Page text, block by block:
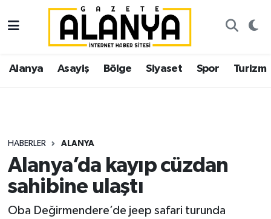
Alanya Asayiş Bölge Siyaset Spor Turizm
HABERLER ALANYA
Alanya’da kayıp cüzdan
sahibine ulaştı
Oba Değirmendere’de jeep safari turunda
Alanya
Asayiş
Siyaset
Spor
İstanbul Nöbetçi Eczaneler
İstanbul Hava Durumu
Süper Lig Puan Durumu ve Fikstür
Tüm Manşetler
Son Dakika Haberleri